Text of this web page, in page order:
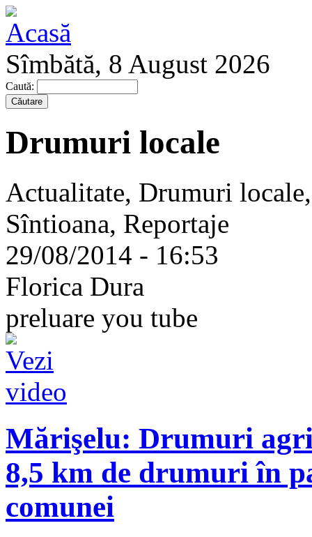
Sîmbătă, 8 August 2026
Caută:
Drumuri locale
Actualitate, Drumuri
Sîntioana, Reportaje
29/08/2014 - 16:53
Florica Dura
preluare you tube
Mărişelu: Drumuri
8,5 km de drumuri în
comunei